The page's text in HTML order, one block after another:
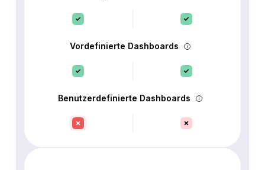
Vordefinierte Dashboards
Benutzerdefinierte Dashboards